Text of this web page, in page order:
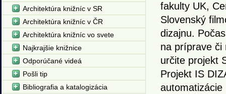
fakulty UK,
Slovenský
dizajnu.
na príprave či
určite projekt
Projekt IS
automatizácie
Architektúra knižníc v SR
Architektúra knižníc v ČR
Architektúra knižníc vo svete
Najkrajšie knižnice
Odporúčané videá
Pošli tip
Bibliografia a katalogizácia